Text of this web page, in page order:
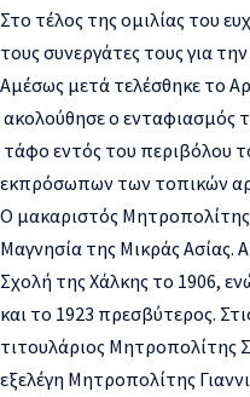
Στο τέλος της ομιλίας του
τους συνεργάτες τους για
Αμέσως μετά τελέσθηκε το
ακολούθησε ο ενταφιασμός
τάφο εντός του περιβόλου
εκπρόσωπων των τοπικών
Ο μακαριστός Μητροπολίτης
Μαγνησία της Μικράς Ασίας.
Σχολή της Χάλκης το 1906,
και το 1923 πρεσβύτερος.
τιτουλάριος Μητροπολίτης
εξελέγη Μητροπολίτης